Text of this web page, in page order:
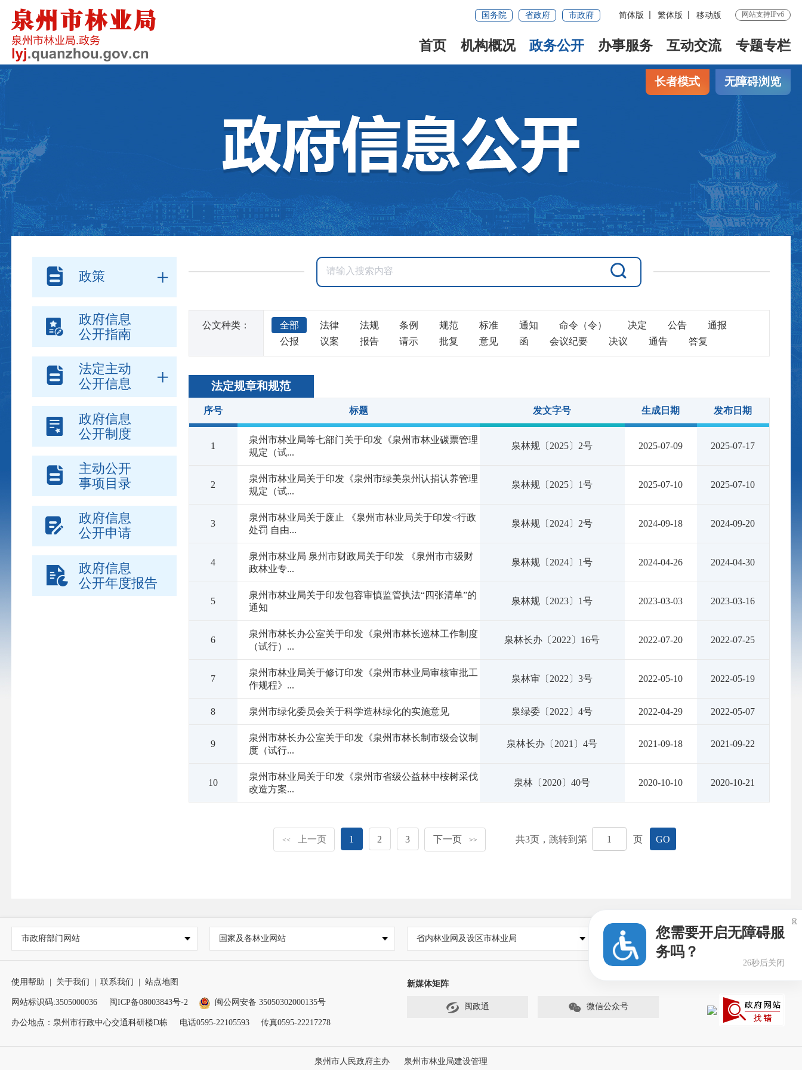
国务院 省政府 市政府 简体版 繁体版 移动版 网站支持IPv6
首页 机构概况 政务公开 办事服务 互动交流 专题专栏
长者模式 无障碍浏览
政策
政府信息
公开指南
法定主动
公开信息
政府信息
公开制度
主动公开
事项目录
政府信息
公开申请
政府信息
公开年度报告
公文种类： 全部 法律 法规 条例 规范 标准 通知 命令（令） 决定 公告
通报
公报
议案 报告 请示 批复 意见 函 会议纪要 决议 通告 答复
法定规章和规范
序号 标题 发文字号 生成日期 发布日期
1
泉州市林业局等七部门关于印发《泉州市林业碳票管理
规定（试...
泉林规〔2025〕2号 2025-07-09 2025-07-17
2
泉州市林业局关于印发《泉州市绿美泉州认捐认养管理
规定（试...
泉林规〔2025〕1号 2025-07-10 2025-07-10
3
泉州市林业局关于废止 《泉州市林业局关于印发<行政
处罚 自由...
泉林规〔2024〕2号 2024-09-18 2024-09-20
4
泉州市林业局 泉州市财政局关于印发 《泉州市市级财
政林业专...
泉林规〔2024〕1号 2024-04-26 2024-04-30
5
泉州市林业局关于印发包容审慎监管执法“四张清单”的
通知
泉林规〔2023〕1号 2023-03-03 2023-03-16
6
泉州市林长办公室关于印发《泉州市林长巡林工作制度
（试行）...
泉林长办〔2022〕16号 2022-07-20 2022-07-25
7
泉州市林业局关于修订印发《泉州市林业局审核审批工
作规程》...
泉林审〔2022〕3号 2022-05-10 2022-05-19
8 泉州市绿化委员会关于科学造林绿化的实施意见 泉绿委〔2022〕4号 2022-04-29 2022-05-07
9
泉州市林长办公室关于印发《泉州市林长制市级会议制
度（试行...
泉林长办〔2021〕4号 2021-09-18 2021-09-22
10
泉州市林业局关于印发《泉州市省级公益林中桉树采伐
改造方案...
泉林〔2020〕40号 2020-10-10 2020-10-21
<< 上一页 1 2 3 下一页 >> 共3页，跳转到第 页 GO
市政府部门网站 国家及各林业网站 省内林业网及设区市林业局 其他相关网站
使用帮助 关于我们 联系我们 站点地图
网站标识码:3505000036 闽ICP备08003843号-2 闽公网安备 35050302000135号
办公地点：泉州市行政中心交通科研楼D栋 电话0595-22105593 传真0595-22217278
新媒体矩阵
闽政通 微信公众号
泉州市人民政府主办 泉州市林业局建设管理
您需要开启无障碍服
务吗？
26秒后关闭
